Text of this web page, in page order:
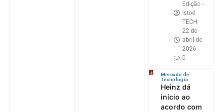
Edição -
Istoé
TECH
22 de
abril de
2026
0
Mercado de
Tecnologia
Heinz dá
início ao
acordo com